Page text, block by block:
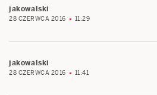
jakowalski
28 CZERWCA 2016 11:29
jakowalski
28 CZERWCA 2016 11:41